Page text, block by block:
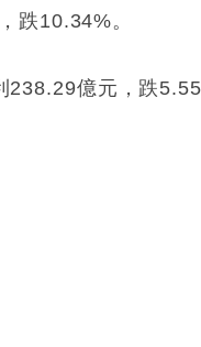
跌10.34%。
億元，跌